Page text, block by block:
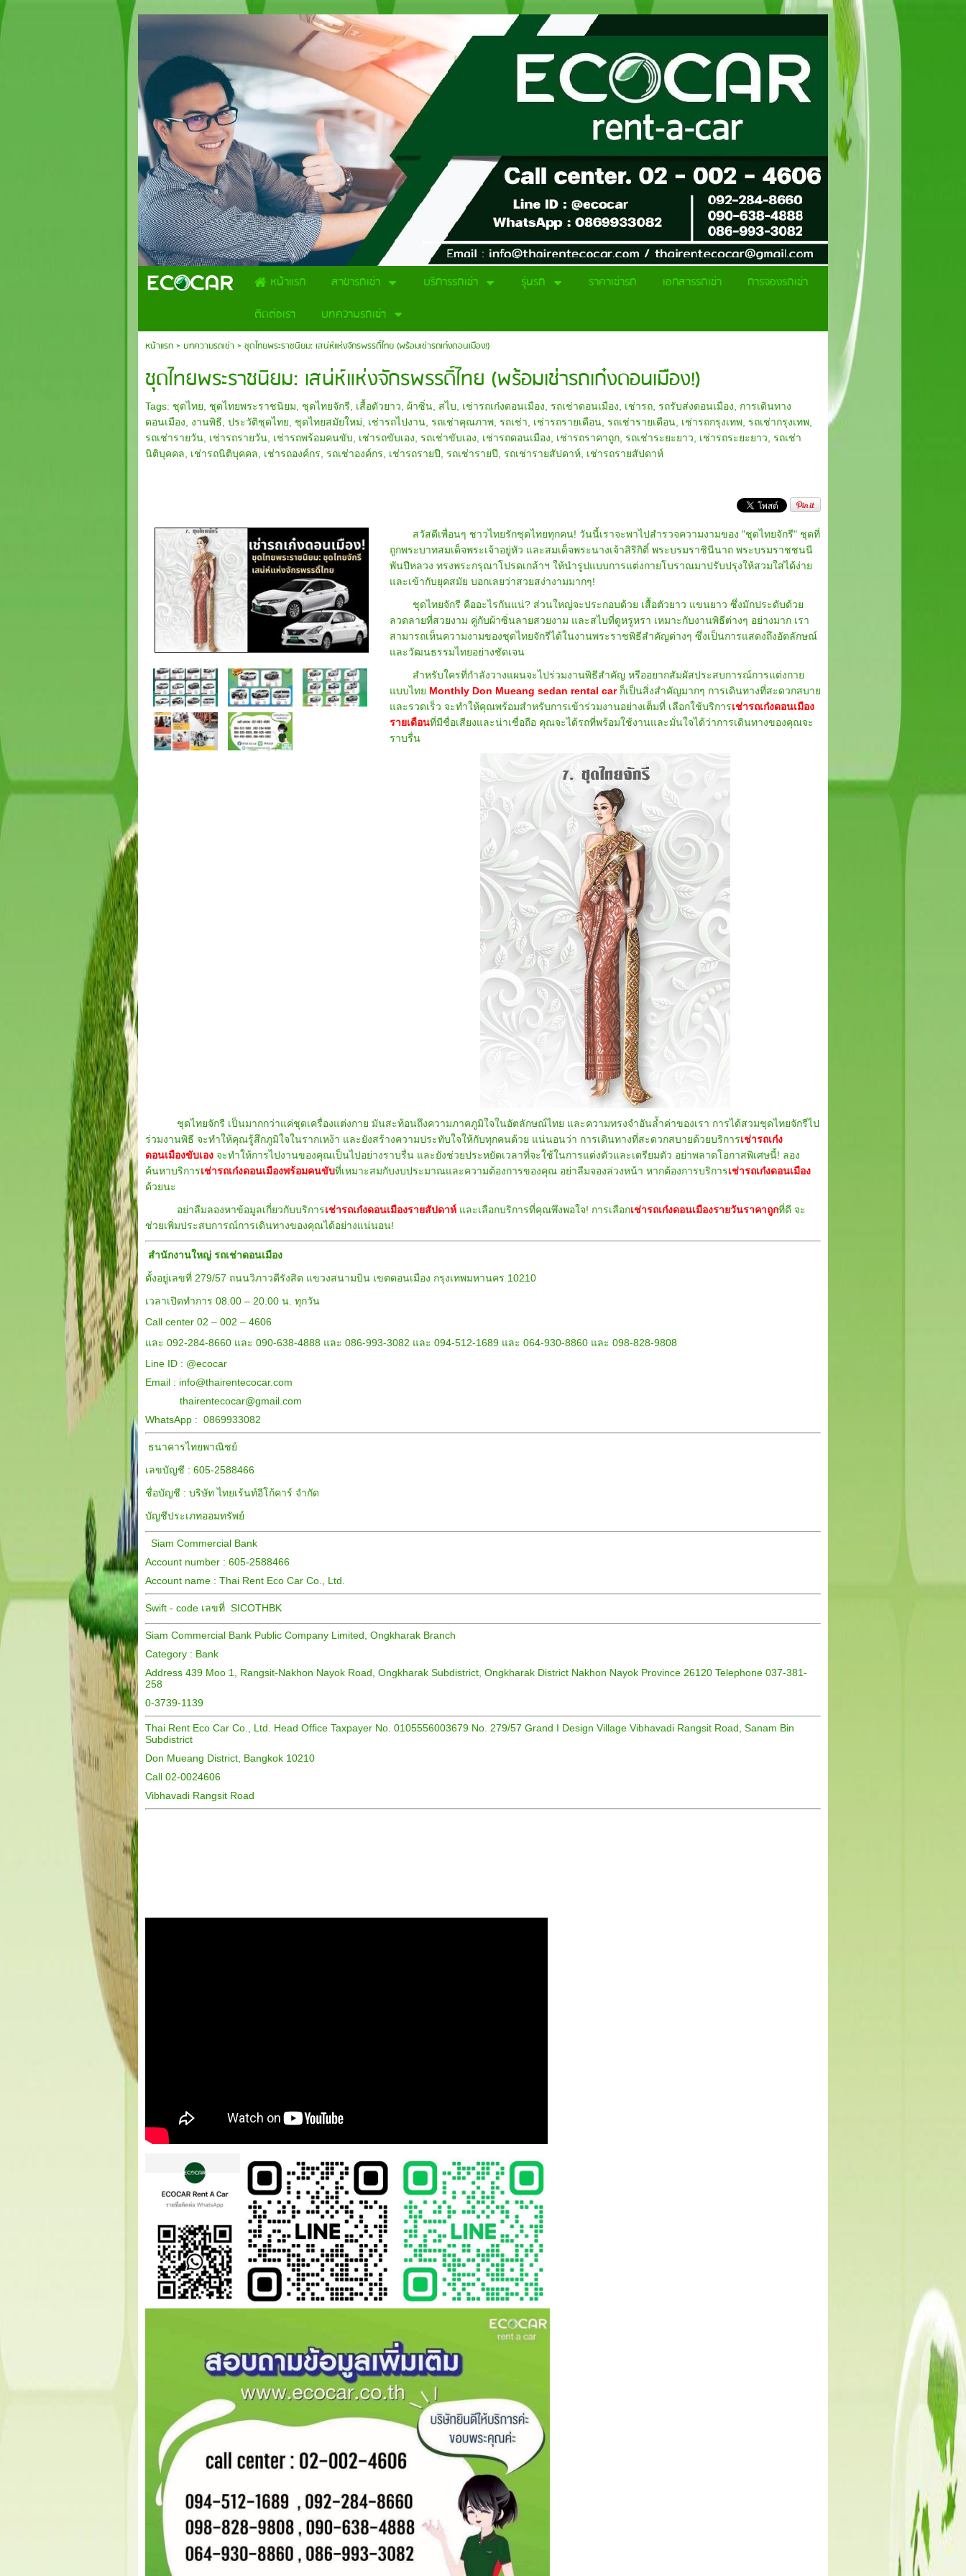
.
หน้าแรก สาขารถเช่า บริการรถเช่า รุ่นรถ ราคาเช่ารถ เอกสารรถเช่า
การจองรถเช่า
ติดต่อเรา
บทความรถเช่า
หน้าแรก> บทความรถเช่า > ชุดไทยพระราชนิยม: เสน่ห์แห่งจักรพรรดิ์ไทย (พร้อมเช่ารถเก๋งดอนเมือง!)
ชุดไทยพระราชนิยม: เสน่ห์แห่งจักรพรรดิ์ไทย (พร้อมเช่ารถเก๋งดอนเมือง!)
Tags: ชุดไทย ชุดไทยพระราชนิยม ชุดไทยจักรี เสื้อตัวยาว ผ้าซิ่น สไบ เช่ารถเก๋งดอนเมือง รถเช่าดอนเมือง เช่ารถ รถรับส่งดอนเมือง
การเดินทาง
ดอนเมือง
งานพิธี ประวัติชุดไทย ชุดไทยสมัยใหม่ เช่ารถไปงาน รถเช่าคุณภาพ รถเช่า เช่ารถรายเดือน รถเช่ารายเดือน เช่ารถกรุงเทพ รถเช่ากรุงเทพ
รถเช่ารายวัน เช่ารถรายวัน เช่ารถพร้อมคนขับ เช่ารถขับเอง รถเช่าขับเอง เช่ารถดอนเมือง เช่ารถราคาถูก รถเช่าระยะยาว เช่ารถระยะยาว รถเช่า
นิติบุคคล
เช่ารถนิติบุคคล เช่ารถองค์กร รถเช่าองค์กร เช่ารถรายปี รถเช่ารายปี รถเช่ารายสัปดาห์ เช่ารถรายสัปดาห์
สวัสดีเพื่อนๆ ชาวไทยรักชุดไทยทุกคน! วันนี้เราจะพาไปสำรวจความงามของ "ชุดไทยจักรี" ชุดที่
ถูกพระบาทสมเด็จพระเจ้าอยู่หัว และสมเด็จพระนางเจ้าสิริกิติ์ พระบรมราชินีนาถ พระบรมราชชนนี
พันปีหลวง ทรงพระกรุณาโปรดเกล้าฯ ให้นำรูปแบบการแต่งกายโบราณมาปรับปรุงให้สวมใส่ได้ง่าย
และเข้ากับยุคสมัย บอกเลยว่าสวยสง่างามมากๆ!
ชุดไทยจักรี คืออะไรกันแน่? ส่วนใหญ่จะประกอบด้วย เสื้อตัวยาว แขนยาว ซึ่งมักประดับด้วย
ลวดลายที่สวยงาม คู่กับผ้าซิ่นลายสวยงาม และสไบที่ดูหรูหรา เหมาะกับงานพิธีต่างๆ อย่างมาก เรา
สามารถเห็นความงามของชุดไทยจักรีได้ในงานพระราชพิธีสำคัญต่างๆ ซึ่งเป็นการแสดงถึงอัตลักษณ์
และวัฒนธรรมไทยอย่างชัดเจน
สำหรับใครที่กำลังวางแผนจะไปร่วมงานพิธีสำคัญ หรืออยากสัมผัสประสบการณ์การแต่งกาย
แบบไทย Monthly Don Mueang sedan rental carก็เป็นสิ่งสำคัญมากๆ การเดินทางที่สะดวกสบาย
และรวดเร็ว จะทำให้คุณพร้อมสำหรับการเข้าร่วมงานอย่างเต็มที่ เลือกใช้บริการเช่ารถเก๋งดอนเมือง
รายเดือนที่มีชื่อเสียงและน่าเชื่อถือ คุณจะได้รถที่พร้อมใช้งานและมั่นใจได้ว่าการเดินทางของคุณจะ
ราบรื่น
ชุดไทยจักรี เป็นมากกว่าแค่ชุดเครื่องแต่งกาย มันสะท้อนถึงความภาคภูมิใจในอัตลักษณ์ไทย และความทรงจำอันล้ำค่าของเรา การได้สวมชุดไทยจักรีไป
ร่วมงานพิธี จะทำให้คุณรู้สึกภูมิใจในรากเหง้า และยังสร้างความประทับใจให้กับทุกคนด้วย แน่นอนว่า การเดินทางที่สะดวกสบายด้วยบริการเช่ารถเก๋ง
ดอนเมืองขับเอง จะทำให้การไปงานของคุณเป็นไปอย่างราบรื่น และยังช่วยประหยัดเวลาที่จะใช้ในการแต่งตัวและเตรียมตัว อย่าพลาดโอกาสพิเศษนี้! ลอง
ค้นหาบริการเช่ารถเก๋งดอนเมืองพร้อมคนขับที่เหมาะสมกับงบประมาณและความต้องการของคุณ อย่าลืมจองล่วงหน้า หากต้องการบริการเช่ารถเก๋งดอนเมือง
ด้วยนะ
อย่าลืมลองหาข้อมูลเกี่ยวกับบริการเช่ารถเก๋งดอนเมืองรายสัปดาห์ และเลือกบริการที่คุณพึงพอใจ! การเลือกเช่ารถเก๋งดอนเมืองรายวันราคาถูกที่ดี จะ
ช่วยเพิ่มประสบการณ์การเดินทางของคุณได้อย่างแน่นอน!
สำนักงานใหญ่ รถเช่าดอนเมือง
ตั้งอยู่เลขที่ 279/57 ถนนวิภาวดีรังสิต แขวงสนามบิน เขตดอนเมือง กรุงเทพมหานคร 10210
เวลาเปิดทำการ 08.00 – 20.00 น. ทุกวัน
Call center 02 – 002 – 4606
และ 092-284-8660 และ 090-638-4888 และ 086-993-3082 และ 094-512-1689 และ 064-930-8860 และ 098-828-9808
Line ID : @ecocar
Email : info@thairentecocar.com
thairentecocar@gmail.com
WhatsApp : 0869933082
ธนาคารไทยพาณิชย์
เลขบัญชี : 605-2588466
ชื่อบัญชี : บริษัท ไทยเร้นท์อีโก้คาร์ จำกัด
บัญชีประเภทออมทรัพย์
Siam Commercial Bank
Account number : 605-2588466
Account name : Thai Rent Eco Car Co., Ltd.
Swift - code เลขที่ SICOTHBK
Siam Commercial Bank Public Company Limited, Ongkharak Branch
Category : Bank
Address 439 Moo 1, Rangsit-Nakhon Nayok Road, Ongkharak Subdistrict, Ongkharak District Nakhon Nayok Province 26120 Telephone 037-381-
258
0-3739-1139
Thai Rent Eco Car Co., Ltd. Head Office Taxpayer No. 0105556003679 No. 279/57 Grand I Design Village Vibhavadi Rangsit Road, Sanam Bin
Subdistrict
Don Mueang District, Bangkok 10210
Call 02-0024606
Vibhavadi Rangsit Road